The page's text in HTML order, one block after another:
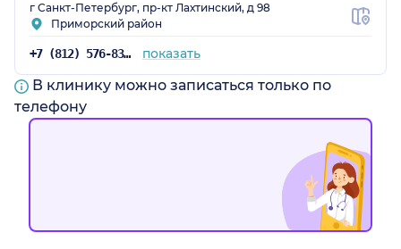
г Санкт-Петербург, пр-кт Лахтинский, д 98
Приморский район
+7 (812) 576-83-45 показать
В клинику можно записаться только по
телефону